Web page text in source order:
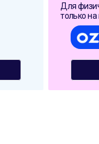
Для
только на